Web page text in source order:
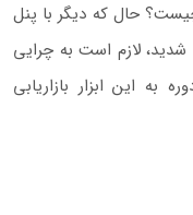
حال که دیگر با پنل
شدید، لازم است به چرایی
این ابزار بازاریابی